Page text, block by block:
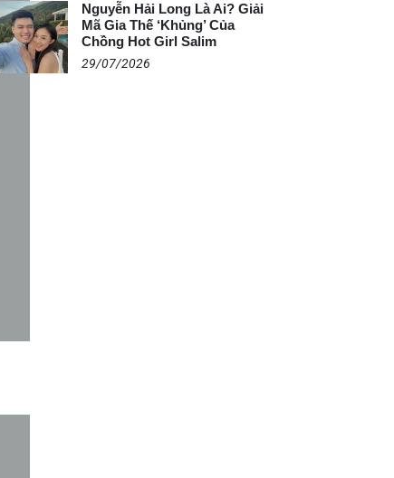
Nguyễn Hải Long Là Ai? Giải
Mã Gia Thế ‘Khủng’ Của
Chồng Hot Girl Salim
29/07/2026